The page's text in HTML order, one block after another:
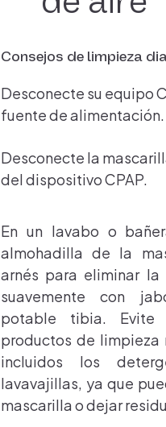
Consejos de limpieza
Desconecte su equipo
fuente de alimentación.
Desconecte la
del dispositivo CPAP.
En un lavabo o
almohadilla de la
arnés para eliminar la
suavemente con
potable tibia.
productos de limpieza
incluidos los
lavavajillas, ya que
mascarilla o dejar